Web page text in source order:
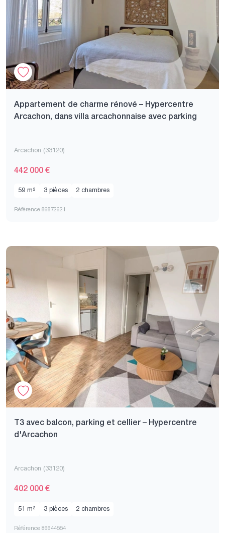
Appartement de charme rénové – Hypercentre
Arcachon, dans villa arcachonnaise avec parking
Arcachon (33120)
442 000 €
59 m² 3 pièces 2 chambres
Référence 86872621
T3 avec balcon, parking et cellier – Hypercentre
d'Arcachon
Arcachon (33120)
402 000 €
51 m² 3 pièces 2 chambres
Référence 86644554